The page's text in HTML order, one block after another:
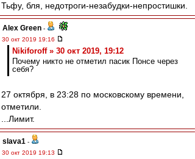
Тьфу, бля, недотроги-незабудки-непростишки.
Alex Green -
30 окт 2019 19:16
Nikiforoff » 30 окт 2019, 19:12
Почему никто не отметил пасик Понсе через
себя?
27 октября, в 23:28 по московскому времени,
отметили.
...Лимит.
slava1 -
30 окт 2019 19:13